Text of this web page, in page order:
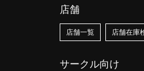
店舗
店舗一覧 店舗在庫
サークル向け